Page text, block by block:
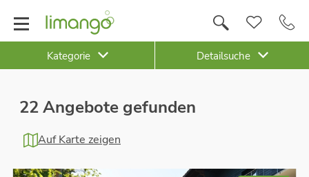
Kategorie Detailsuche
22 Angebote gefunden
Auf Karte zeigen